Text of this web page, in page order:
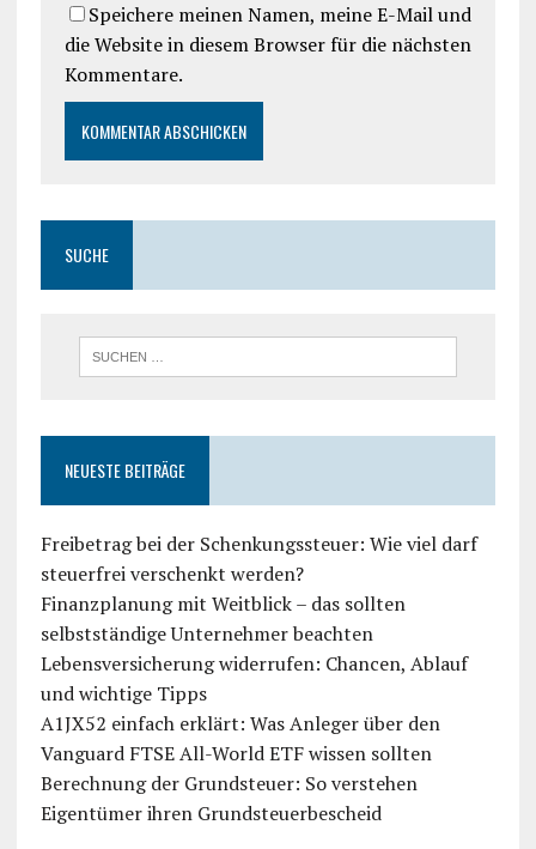
Speichere meinen Namen, meine E-Mail und
die Website in diesem Browser für die nächsten
Kommentare.
SUCHE
NEUESTE BEITRÄGE
Freibetrag bei der Schenkungssteuer: Wie viel darf
steuerfrei verschenkt werden?
Finanzplanung mit Weitblick – das sollten
selbstständige Unternehmer beachten
Lebensversicherung widerrufen: Chancen, Ablauf
und wichtige Tipps
A1JX52 einfach erklärt: Was Anleger über den
Vanguard FTSE All-World ETF wissen sollten
Berechnung der Grundsteuer: So verstehen
Eigentümer ihren Grundsteuerbescheid